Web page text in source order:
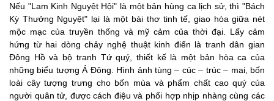
Nếu "Lam Kinh Nguyệt Hội" là một bản hùng ca lịch sử, thì "Bách
Kỳ Thưởng Nguyệt" lại là một bài thơ tinh tế, giao hòa giữa nét
mộc mạc của truyền thống và mỹ cảm của thời đại. Lấy cảm
hứng từ hai dòng chảy nghệ thuật kinh điển là tranh dân gian
Đông Hồ và bộ tranh Tứ quý, thiết kế là một bản hòa ca của
những biểu tượng Á Đông. Hình ảnh tùng – cúc – trúc – mai, bốn
loài cây tượng trưng cho bốn mùa và phẩm chất cao quý của
người quân tử, được cách điệu và phối hợp nhịp nhàng cùng các